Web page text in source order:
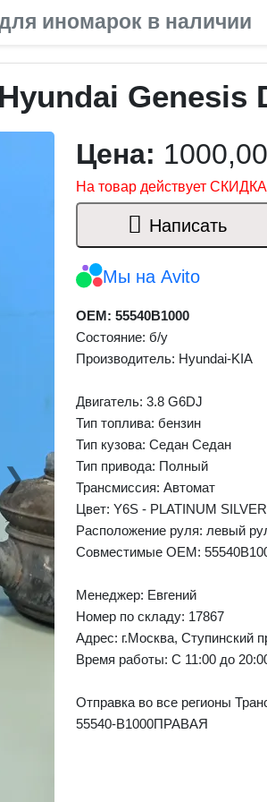
иномарок в наличии
Genesis
❯
Next
Цена:
На товар действует
Написать
Мы на Avito
OEM: 55540B1000
Состояние: б/у
Производитель: Hyundai-KIA
Двигатель: 3.8 G6DJ
Тип топлива: бензин
Тип кузова: Седан Седан
Тип привода: Полный
Трансмиссия: Автомат
Цвет: Y6S - PLATINUM SILVER
Расположение руля: левый
Совместимые OEM:
Менеджер: Евгений
Номер по складу: 17867
Адрес: г.Москва, Ступинский
Время работы: С 11:00 до
Отправка во все регионы
55540-B1000ПРАВАЯ